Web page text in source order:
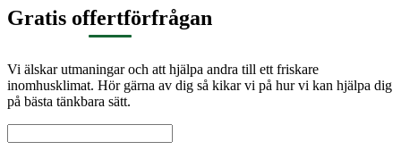
Gratis offertförfrågan
Vi älskar utmaningar och att hjälpa andra till ett friskare
inomhusklimat. Hör gärna av dig så kikar vi på hur vi kan hjälpa dig
på bästa tänkbara sätt.